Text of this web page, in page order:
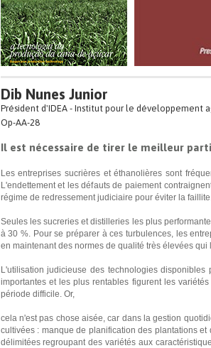
Dib Nunes Junior
Président d'IDEA - Institut pour le développement
Op-AA-28
Il est nécessaire de tirer le meilleur
Les entreprises sucrières et éthanolières sont
L'endettement et les défauts de paiement
régime de redressement judiciaire pour éviter la faillite.
Seules les sucreries et distilleries les plus
à 30 %. Pour se préparer à ces turbulences, les
en maintenant des normes de qualité très élevées
L'utilisation judicieuse des technologies
importantes et les plus rentables figurent les
période difficile. Or,
cela n'est pas chose aisée, car dans la gestion
cultivées : manque de planification des plantations
délimitées regroupant des variétés aux